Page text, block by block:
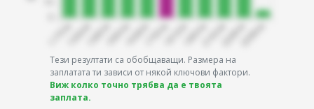
Тези резултати са обобщаващи. Размера на
заплатата ти зависи от някой ключови фактори.
Виж колко точно трябва да е твоята
заплата.